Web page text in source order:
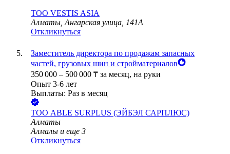
ТОО VESTIS ASIA
Алматы, Ангарская улица, 141А
Откликнуться
Заместитель директора по продажам запасных
частей, грузовых шин и стройматериалов
350 000 – 500 000 ₸ за месяц, на руки
Опыт 3-6 лет
Выплаты: Раз в месяц
ТОО ABLE SURPLUS (ЭЙБЭЛ САРПЛЮС)
Алматы
Алмалы и еще 3
Откликнуться